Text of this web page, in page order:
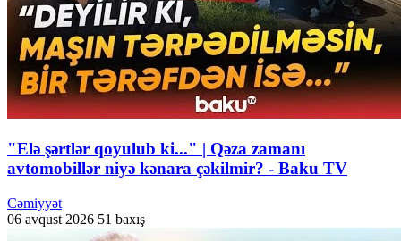
"Elə şərtlər qoyulub ki..." | Qəza zamanı
avtomobillər niyə kənara çəkilmir? - Baku TV
Cəmiyyət
06 avqust 2026 51 baxış